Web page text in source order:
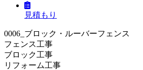
見積もり
0006_ブロック・ルーバーフェンス
フェンス工事
ブロック工事
リフォーム工事